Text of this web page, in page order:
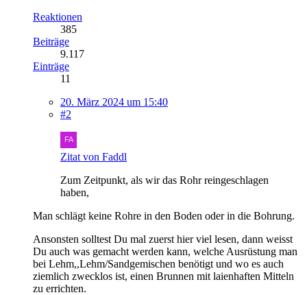
Reaktionen
385
Beiträge
9.117
Einträge
11
20. März 2024 um 15:40
#2
Zitat von Faddl
Zum Zeitpunkt, als wir das Rohr reingeschlagen
haben,
Man schlägt keine Rohre in den Boden oder in die Bohrung.
Ansonsten solltest Du mal zuerst hier viel lesen, dann weisst
Du auch was gemacht werden kann, welche Ausrüstung man
bei Lehm,,Lehm/Sandgemischen benötigt und wo es auch
ziemlich zwecklos ist, einen Brunnen mit laienhaften Mitteln
zu errichten.